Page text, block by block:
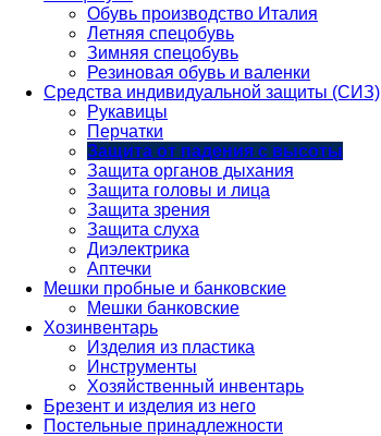
Обувь производство Италия
Летняя спецобувь
Зимняя спецобувь
Резиновая обувь и валенки
Средства индивидуальной защиты (СИЗ)
Рукавицы
Перчатки
Защита от падения с высоты
Защита органов дыхания
Защита головы и лица
Защита зрения
Защита слуха
Диэлектрика
Аптечки
Мешки пробные и банковские
Мешки банковские
Хозинвентарь
Изделия из пластика
Инструменты
Хозяйственный инвентарь
Брезент и изделия из него
Постельные принадлежности